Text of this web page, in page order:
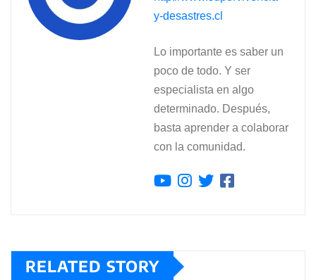
y-desastres.cl
Lo importante es saber un
poco de todo. Y ser
especialista en algo
determinado. Después,
basta aprender a colaborar
con la comunidad.
RELATED STORY